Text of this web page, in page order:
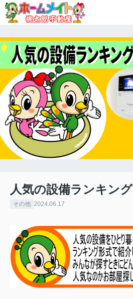
人気の設備ランキング
その他 2024.06.17